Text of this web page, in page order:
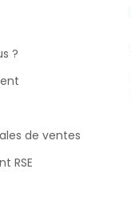
?
de ventes
RSE